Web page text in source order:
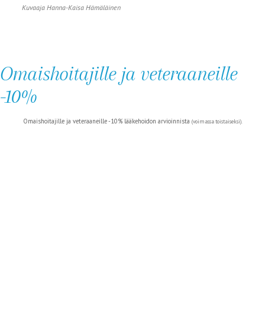
Kuvaaja Hanna-Kaisa Hämäläinen
Omaishoitajille ja veteraaneille
-10%
Omaishoitajille ja veteraaneille -10% lääkehoidon arvioinnista (voimassa toistaiseksi).